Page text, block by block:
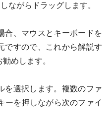
ながらドラッグします。
合、マウスとキーボードを
ですので、これから解説す
めします。
を選択します。複数のファ
ーを押しながら次のファイ